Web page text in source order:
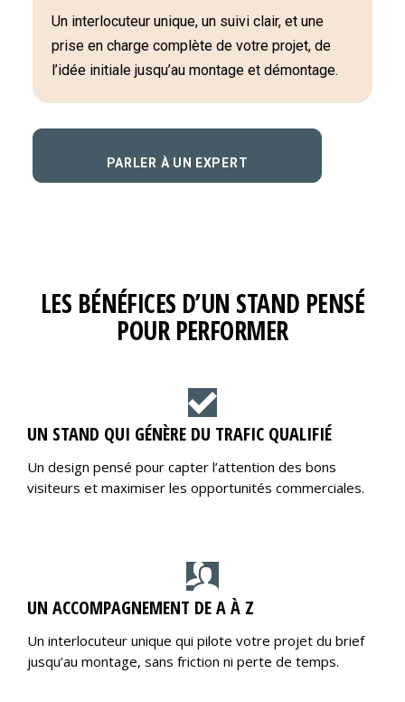
Un interlocuteur unique, un suivi clair, et une
prise en charge complète de votre projet, de
l’idée initiale jusqu’au montage et démontage.
PARLER À UN EXPERT
LES BÉNÉFICES D’UN STAND PENSÉ
POUR PERFORMER
UN STAND QUI GÉNÈRE DU TRAFIC QUALIFIÉ
Un design pensé pour capter l’attention des bons
visiteurs et maximiser les opportunités commerciales.
UN ACCOMPAGNEMENT DE A À Z
Un interlocuteur unique qui pilote votre projet du brief
jusqu’au montage, sans friction ni perte de temps.